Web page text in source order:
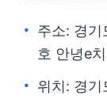
주소: 경
호 안녕e
위치: 경기